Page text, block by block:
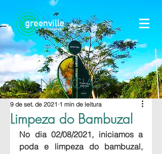
NOTÍCIAS
Limpeza do Bambuzal
9 de set. de 2021 1 min de leitura
No dia 02/08/2021, iniciamos a
poda e limpeza do bambuzal,